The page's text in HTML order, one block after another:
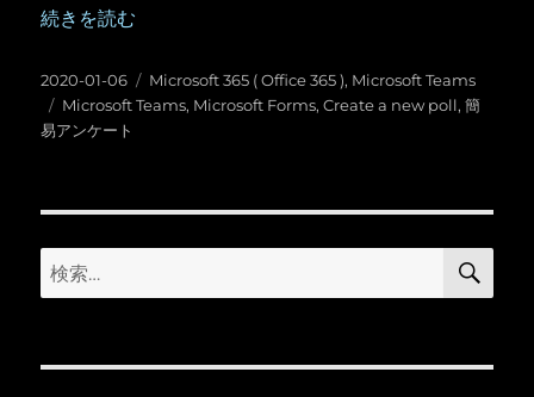
“Microsoft Teams ： Microsoft Forms による簡易アンケー
続きを読む
投
稿
日:
2020-01-06
カ
テ
Microsoft 365 ( Office 365 ), Microsoft Teams
タ
グ
Microsoft Teams, Microsoft Forms,Create a new poll,簡
易アンケート
検
索:
検